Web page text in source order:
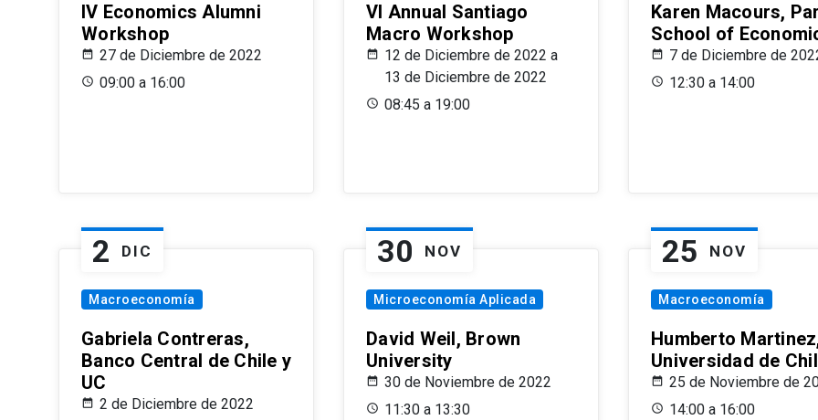
IV Economics Alumni
Workshop
27 de Diciembre de 2022
09:00 a 16:00
VI Annual Santiago
Macro Workshop
12 de Diciembre de 2022 a
13 de Diciembre de 2022
08:45 a 19:00
Karen Macours,
School of
7 de Diciembre de
12:30 a 14:00
2 DIC
Macroeconomía
Gabriela Contreras,
Banco Central de Chile y
UC
2 de Diciembre de 2022
30 NOV
Microeconomía Aplicada
David Weil, Brown
University
30 de Noviembre de 2022
11:30 a 13:30
25 NOV
Macroeconomía
Humberto
Universidad de
25 de Noviembre de
14:00 a 16:00